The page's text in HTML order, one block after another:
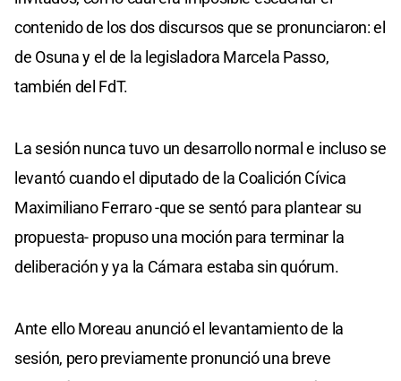
contenido de los dos discursos que se pronunciaron: el
de Osuna y el de la legisladora Marcela Passo,
también del FdT.
La sesión nunca tuvo un desarrollo normal e incluso se
levantó cuando el diputado de la Coalición Cívica
Maximiliano Ferraro -que se sentó para plantear su
propuesta- propuso una moción para terminar la
deliberación y ya la Cámara estaba sin quórum.
Ante ello Moreau anunció el levantamiento de la
sesión, pero previamente pronunció una breve